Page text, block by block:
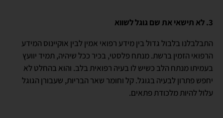
3. לא תישאי את שם גוגל לשווא
התבלבלנו בלבול גדול בין מידע רפואי אמין לבין אוקיינוס המידע
הרפואי הזמין ברשת. מנתח פלסטי, בכיר ככל שיהיה, תמיד יוועץ
בעמיתו מנתח הלב כשיש לו בעיה רפואית בלב. והוא בהחלט לא
יחפש פתרון לבעיה בגוגל. קל וחומר שאר הבריות, שעבורן הגוגל
עלול להיות מלכודת פתאים.